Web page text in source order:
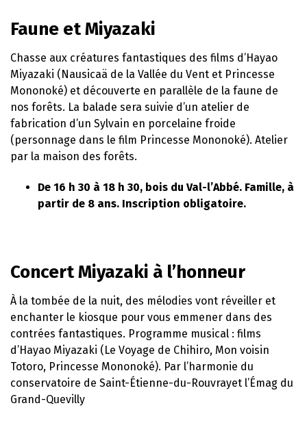
Faune et Miyazaki
Chasse aux créatures fantastiques des films d’Hayao
Miyazaki (Nausicaä de la Vallée du Vent et Princesse
Mononoké) et découverte en parallèle de la faune de
nos forêts. La balade sera suivie d’un atelier de
fabrication d’un Sylvain en porcelaine froide
(personnage dans le film Princesse Mononoké). Atelier
par la maison des forêts.
De 16 h 30 à 18 h 30, bois du Val-l’Abbé. Famille, à
partir de 8 ans. Inscription obligatoire.
Concert Miyazaki à l’honneur
À la tombée de la nuit, des mélodies vont réveiller et
enchanter le kiosque pour vous emmener dans des
contrées fantastiques. Programme musical : films
d’Hayao Miyazaki (Le Voyage de Chihiro, Mon voisin
Totoro, Princesse Mononoké). Par l’harmonie du
conservatoire de Saint-Étienne-du-Rouvrayet l’Émag du
Grand-Quevilly